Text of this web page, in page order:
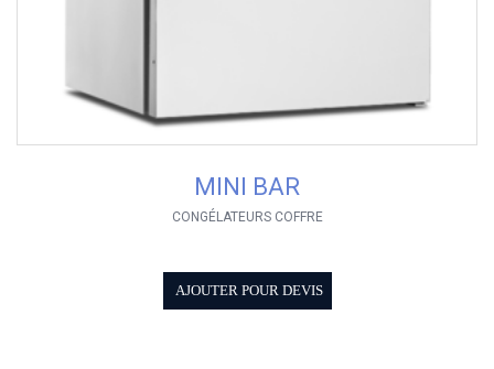
MINI BAR
CONGÉLATEURS COFFRE
AJOUTER POUR DEVIS